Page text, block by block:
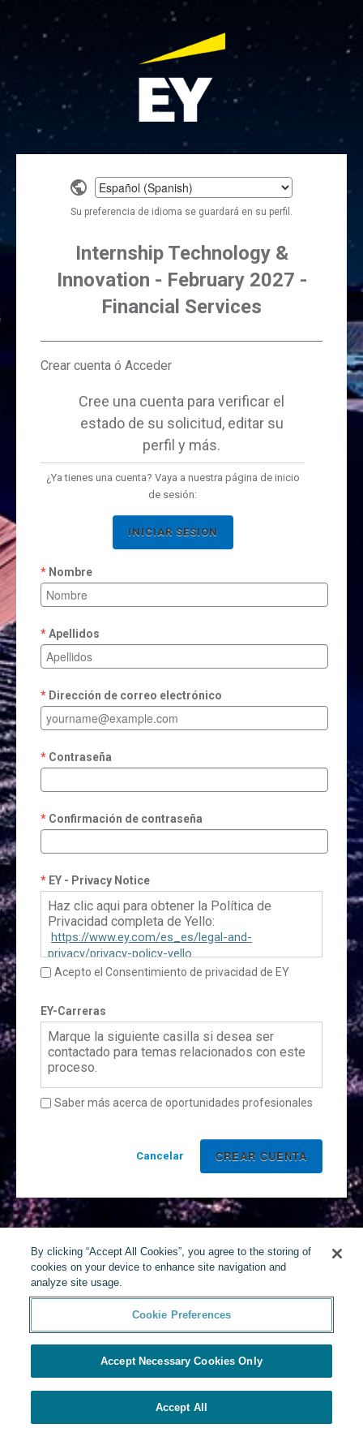
Select
a
language
Su preferencia de idioma se guardará en su perfil.
Internship Technology &
Innovation - February 2027 -
Financial Services
Crear cuenta ó Acceder
Cree una cuenta para verificar el
estado de su solicitud, editar su
perfil y más.
¿Ya tienes una cuenta? Vaya a nuestra página de inicio
de sesión:
INICIAR SESION
Nombre
Apellidos
Dirección de correo electrónico
Contraseña
Confirmación de contraseña
EY - Privacy Notice
Haz clic aqui para obtener la Política de
Privacidad completa de Yello:
https://www.ey.com/es_es/legal-and-
privacy/privacy-policy-yello
Acepto el Consentimiento de privacidad de EY
EY-Carreras
Marque la siguiente casilla si desea ser
contactado para temas relacionados con este
proceso.
Saber más acerca de oportunidades profesionales
Cancelar
By clicking “Accept All Cookies”, you agree to the storing of
cookies on your device to enhance site navigation and
analyze site usage.
Cookie Preferences
Accept Necessary Cookies Only
Accept All